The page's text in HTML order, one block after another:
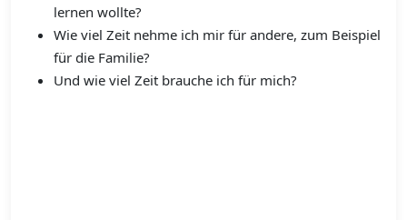
lernen wollte?
Wie viel Zeit nehme ich mir für andere, zum Beispiel
für die Familie?
Und wie viel Zeit brauche ich für mich?